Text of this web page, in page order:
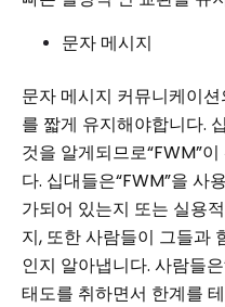
문자 메시지
문자 메시지 커뮤니케이
를 짧게 유지해야합니다.
것을 알게되므로“FWM”
다. 십대들은“FWM”을 사
가되어 있는지 또는 실용
지, 또한 사람들이 그들과
인지 알아냅니다. 사람들
태도를 취하면서 한계를